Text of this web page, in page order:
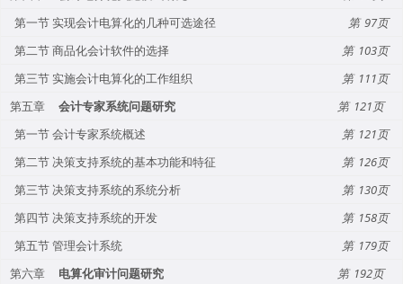
第一节 实现会计电算化的几种可选途径
97
第二节 商品化会计软件的选择
103
第三节 实施会计电算化的工作组织
111
第五章
会计专家系统问题研究
121
第一节 会计专家系统概述
121
第二节 决策支持系统的基本功能和特征
126
第三节 决策支持系统的系统分析
130
第四节 决策支持系统的开发
158
第五节 管理会计系统
179
第六章
电算化审计问题研究
192